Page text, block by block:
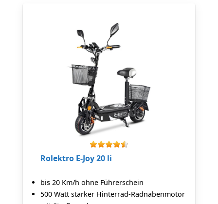
Rolektro E-Joy 20 li
bis 20 Km/h ohne Führerschein
500 Watt starker Hinterrad-Radnabenmotor